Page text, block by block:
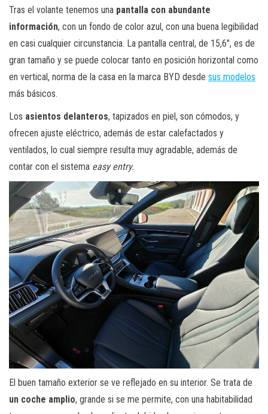
Tras el volante tenemos una pantalla con abundante
información, con un fondo de color azul, con una buena legibilidad
en casi cualquier circunstancia. La pantalla central, de 15,6″, es de
gran tamaño y se puede colocar tanto en posición horizontal como
en vertical, norma de la casa en la marca BYD desde sus modelos
más básicos.
Los asientos delanteros, tapizados en piel, son cómodos, y
ofrecen ajuste eléctrico, además de estar calefactados y
ventilados, lo cual siempre resulta muy agradable, además de
contar con el sistema easy entry.
El buen tamaño exterior se ve reflejado en su interior. Se trata de
un coche amplio, grande si se me permite, con una habitabilidad